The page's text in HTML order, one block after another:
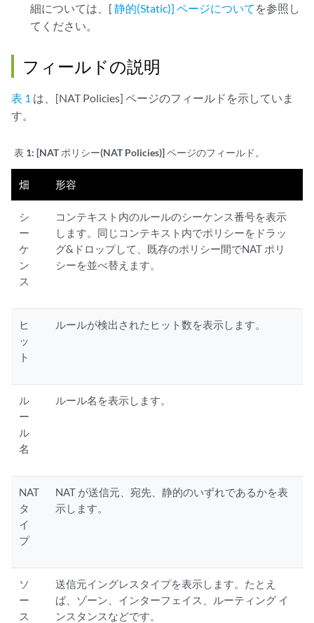
細については、[静的(Static)] ページについて を参照し
てください。
フィールドの説明
表 1 は、[NAT Policies] ページのフィールドを示していま
す。
表 1: [NAT ポリシー(NAT Policies)] ページのフィールド。
畑 形容
シ
ー
ケ
ン
ス
コンテキスト内のルールのシーケンス番号を表示
します。同じコンテキスト内でポリシーをドラッ
グ&ドロップして、既存のポリシー間でNAT ポリ
シーを並べ替えます。
ヒ
ッ
ト
ルールが検出されたヒット数を表示します。
ル
ー
ル
名
ルール名を表示します。
NAT
タ
イ
プ
NAT が送信元、宛先、静的のいずれであるかを表
示します。
ソ
ー
ス
送信元イングレスタイプを表示します。たとえ
ば、ゾーン、インターフェイス、ルーティング イ
ンスタンスなどです。